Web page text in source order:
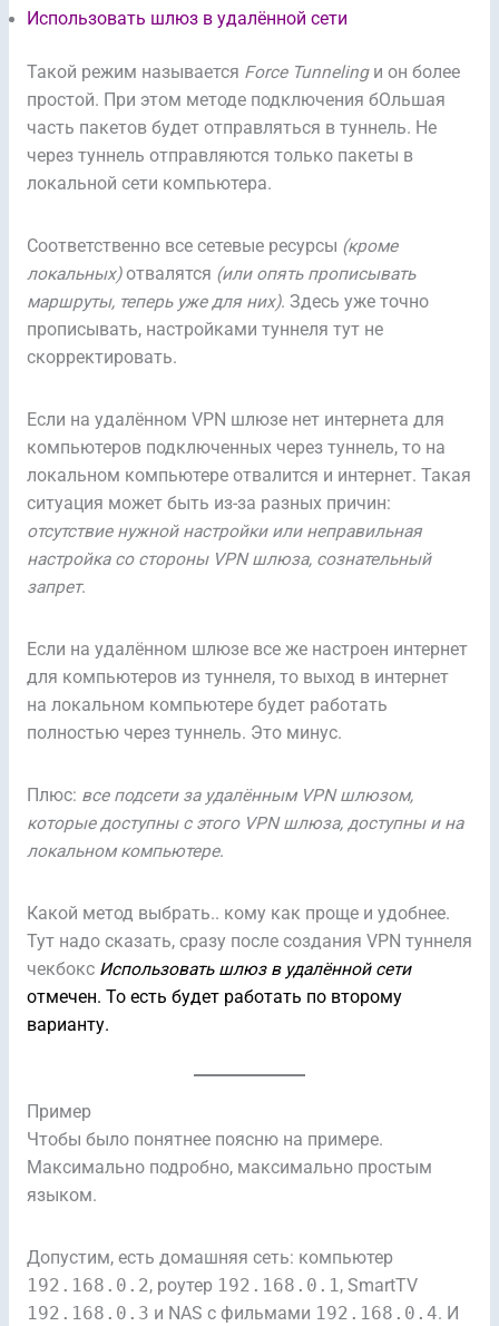
Использовать шлюз в удалённой сети
Такой режим называется Force Tunnelingи он более
простой. При этом методе подключения бОльшая
часть пакетов будет отправляться в туннель. Не
через туннель отправляются только пакеты в
локальной сети компьютера.
Соответственно все сетевые ресурсы (кроме
локальных)отвалятся (или опять прописывать
маршруты, теперь уже для них). Здесь уже точно
прописывать, настройками туннеля тут не
скорректировать.
Если на удалённом VPN шлюзе нет интернета для
компьютеров подключенных через туннель, то на
локальном компьютере отвалится и интернет. Такая
ситуация может быть из-за разных причин:
отсутствие нужной настройки или неправильная
настройка со стороны VPN шлюза, сознательный
запрет.
Если на удалённом шлюзе все же настроен интернет
для компьютеров из туннеля, то выход в интернет
на локальном компьютере будет работать
полностью через туннель. Это минус.
Плюс: все подсети за удалённым VPN шлюзом,
которые доступны с этого VPN шлюза, доступны и на
локальном компьютере.
Какой метод выбрать.. кому как проще и удобнее.
Тут надо сказать, сразу после создания VPN туннеля
чекбокс Использовать шлюз в удалённой сети
отмечен. То есть будет работать по второму
варианту.
Пример
Чтобы было понятнее поясню на примере.
Максимально подробно, максимально простым
языком.
Допустим, есть домашняя сеть: компьютер
192.168.0.2, роутер 192.168.0.1, SmartTV
192.168.0.3 и NAS с фильмами 192.168.0.4. И